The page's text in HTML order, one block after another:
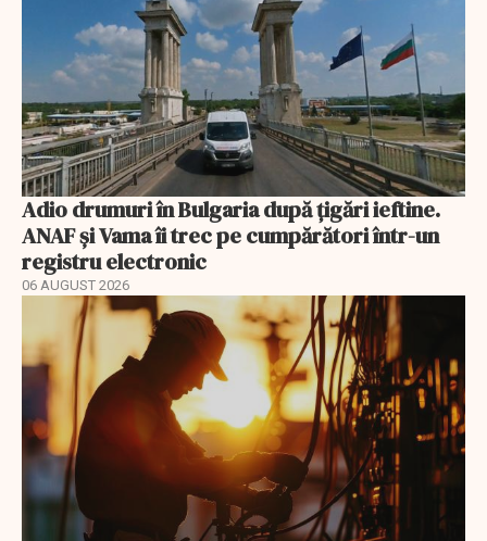
Adio drumuri în Bulgaria după țigări ieftine.
ANAF și Vama îi trec pe cumpărători într-un
registru electronic
06 AUGUST 2026